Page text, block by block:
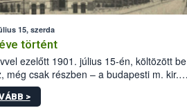
15, szerda
történt
ezelőtt 1901. július 15-én, költözött be
még csak részben – a budapesti m. kir.
állomás a Kis Rókus utca
alatti, Czigler Győző által tervezett új
>